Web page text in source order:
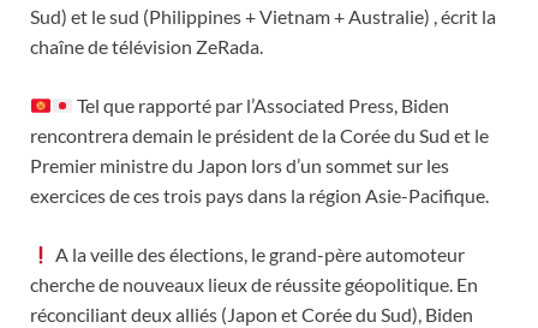
Sud) et le sud (Philippines + Vietnam + Australie) , écrit la
chaîne de télévision ZeRada.
Tel que rapporté par l’Associated Press, Biden
rencontrera demain le président de la Corée du Sud et le
Premier ministre du Japon lors d’un sommet sur les
exercices de ces trois pays dans la région Asie-Pacifique.
A la veille des élections, le grand-père automoteur
cherche de nouveaux lieux de réussite géopolitique. En
réconciliant deux alliés (Japon et Corée du Sud), Biden